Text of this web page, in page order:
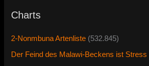
Charts
2-Nonmbuna Artenliste (532.845)
Der Feind des Malawi-Beckens ist Stress